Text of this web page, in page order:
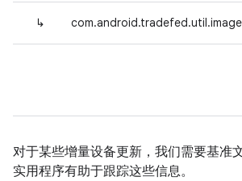
↳
对于某些增量设备更新，我们需要基准
实用程序有助于跟踪这些信息。